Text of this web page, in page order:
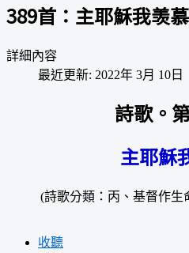
389首：主耶穌我羡慕
詳細內容
最近更新: 2022年 3月 10日
詩歌。
主耶穌
(詩歌分類：丙、基督作生
收聽